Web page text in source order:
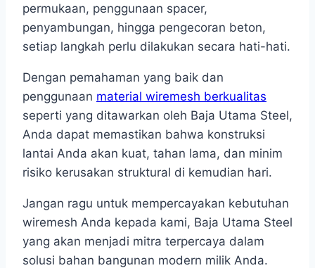
permukaan, penggunaan spacer,
penyambungan, hingga pengecoran beton,
setiap langkah perlu dilakukan secara hati-hati.
Dengan pemahaman yang baik dan
penggunaan material wiremesh berkualitas
seperti yang ditawarkan oleh Baja Utama Steel,
Anda dapat memastikan bahwa konstruksi
lantai Anda akan kuat, tahan lama, dan minim
risiko kerusakan struktural di kemudian hari.
Jangan ragu untuk mempercayakan kebutuhan
wiremesh Anda kepada kami, Baja Utama Steel
yang akan menjadi mitra terpercaya dalam
solusi bahan bangunan modern milik Anda.